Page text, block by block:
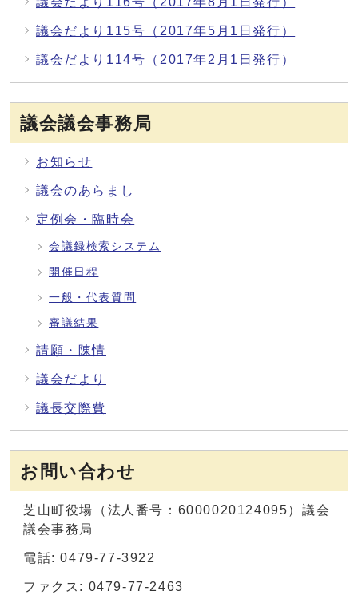
議会だより115号（2017年5月1日発行）
議会だより114号（2017年2月1日発行）
議会議会事務局
お知らせ
議会のあらまし
定例会・臨時会
会議録検索システム
開催日程
一般・代表質問
審議結果
請願・陳情
議会だより
議長交際費
お問い合わせ
芝山町役場（法人番号：6000020124095）議会
議会事務局
電話: 0479-77-3922
ファクス: 0479-77-2463